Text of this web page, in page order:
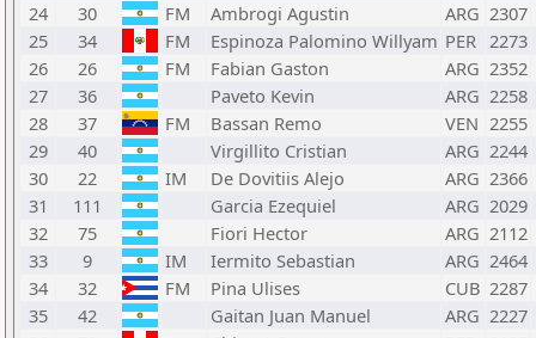
24
30 FM Ambrogi Agustin ARG 2307
25
34 FM Espinoza Palomino Willyam PER 2273
26
26 FM Fabian Gaston ARG 2352
27
36 Paveto Kevin ARG 2258
28
37 FM Bassan Remo VEN 2255
29
40 Virgillito Cristian ARG 2244
30
22 IM De Dovitiis Alejo ARG 2366
31
111 Garcia Ezequiel ARG 2029
32
75 Fiori Hector ARG 2112
33
9 IM Iermito Sebastian ARG 2464
34
32 FM Pina Ulises CUB 2287
35
42 Gaitan Juan Manuel ARG 2227